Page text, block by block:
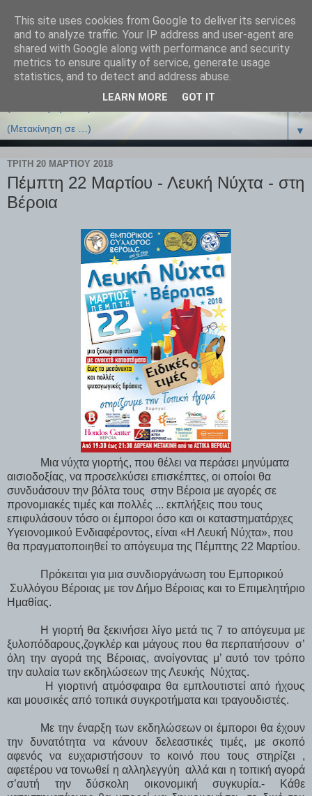
▼
▼
ΤΡΊΤΗ 20 ΜΑΡΤΊΟΥ 2018
Πέμπτη 22 Μαρτίου - Λευκή Νύχτα - στη
Βέροια
Μια νύχτα γιορτής, που θέλει να περάσει μηνύματα
αισιοδοξίας, να προσελκύσει επισκέπτες, οι οποίοι θα
συνδυάσουν την βόλτα τους στην Βέροια με αγορές σε
προνομιακές τιμές και πολλές ... εκπλήξεις που τους
επιφυλάσουν τόσο οι έμποροι όσο και οι καταστηματάρχες
Υγειονομικού Ενδιαφέροντος, είναι «Η Λευκή Νύχτα», που
θα πραγματοποιηθεί το απόγευμα της Πέμπτης 22 Μαρτίου.
Πρόκειται για μια συνδιοργάνωση του Εμπορικού
Συλλόγου Βέροιας με τον Δήμο Βέροιας και το Επιμελητήριο
Ημαθίας.
Η γιορτή θα ξεκινήσει λίγο μετά τις 7 το απόγευμα με
ξυλοπόδαρους,ζογκλέρ και μάγους που θα περπατήσουν σ’
όλη την αγορά της Βέροιας, ανοίγοντας μ’ αυτό τον τρόπο
την αυλαία των εκδηλώσεων της Λευκής
Νύχτας.
Η γιορτινή ατμόσφαιρα θα εμπλουτιστεί από ήχους
και μουσικές από τοπικά συγκροτήματα και τραγουδιστές.
Με την έναρξη των εκδηλώσεων οι έμποροι θα έχουν
την δυνατότητα να κάνουν δελεαστικές τιμές, με σκοπό
αφενός να ευχαριστήσουν το κοινό που τους στηρίζει ,
αφετέρου να τονωθεί η αλληλεγγύη αλλά και η τοπική αγορά
σ’αυτή την δύσκολη οικονομική συγκυρία.- Κάθε
This site uses cookies from Google to deliver its services
and to analyze traffic. Your IP address and user-agent are
shared with Google along with performance and security
metrics to ensure quality of service, generate usage
statistics, and to detect and address abuse.
LEARN MORE GOT IT